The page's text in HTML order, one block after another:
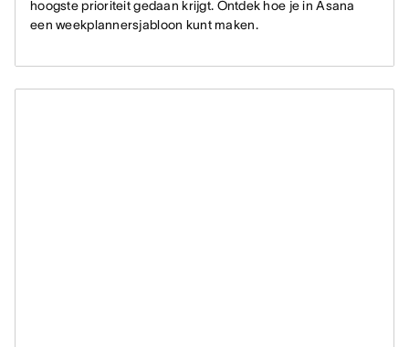
hoogste prioriteit gedaan krijgt. Ontdek hoe je in Asana
een weekplannersjabloon kunt maken.